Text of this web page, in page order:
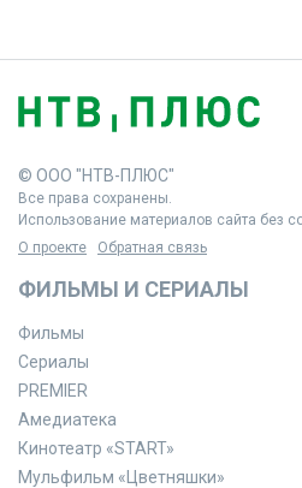
© ООО "НТВ-ПЛЮС"
Все права сохранены.
Использование материалов сайта без
О проекте
Обратная связь
ФИЛЬМЫ И СЕРИАЛЫ
Фильмы
Сериалы
PREMIER
Амедиатека
Кинотеатр «START»
Мульфильм «Цветняшки»